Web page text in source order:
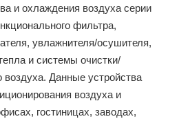
и охлаждения воздуха серии
фильтра,
увлажнителя/осушителя,
и системы очистки/
воздуха. Данные устройства
воздуха и
гостиницах, заводах,